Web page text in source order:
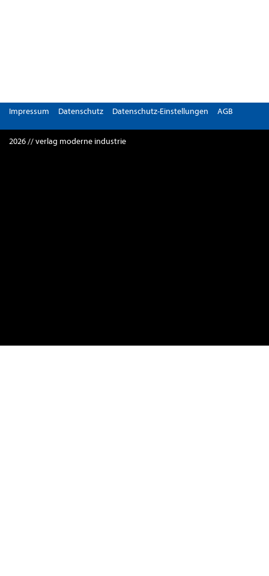
Impressum Datenschutz Datenschutz-Einstellungen AGB
2026 // verlag moderne industrie